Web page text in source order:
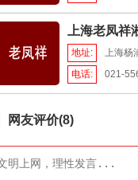
上海老凤祥
地址:
上海杨
电话:
021-
网友评价(8)